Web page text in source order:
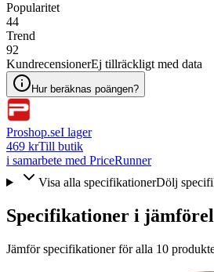
Popularitet
44
Trend
92
KundrecensionerEj tillräckligt med data
Hur beräknas poängen?
Proshop.seI lager
469 krTill butik
i samarbete med PriceRunner
Visa alla specifikationerDölj
Specifikationer i
Jämför specifikationer för alla 10